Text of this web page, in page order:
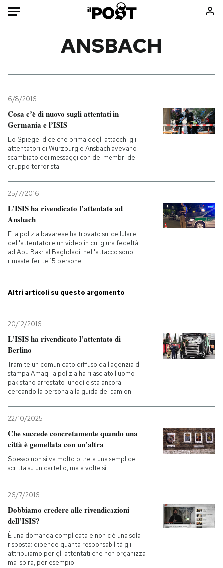
Mondo
Politica
Tecnologia
Internet
Scienza
Cultura
Economia
Consumismi
Ok Boomer!
Media
Altrecose
PODCAST
SHOP
CALENDARIO
AREA PERSONALE
Entra
ANSBACH
6/8/2016
Cosa c’è di nuovo sugli attentati in
Germania e l’ISIS
Lo Spiegel dice che prima degli attacchi gli
attentatori di Wurzburg e Ansbach avevano
scambiato dei messaggi con dei membri del
gruppo terrorista
25/7/2016
L’ISIS ha rivendicato l’attentato ad
Ansbach
E la polizia bavarese ha trovato sul cellulare
dell'attentatore un video in cui giura fedeltà
ad Abu Bakr al Baghdadi: nell'attacco sono
rimaste ferite 15 persone
Altri articoli su questo argomento
20/12/2016
L’ISIS ha rivendicato l’attentato di
Berlino
Tramite un comunicato diffuso dall'agenzia di
stampa Amaq: la polizia ha rilasciato l'uomo
pakistano arrestato lunedì e sta ancora
cercando la persona alla guida del camion
22/10/2025
Che succede concretamente quando una
città è gemellata con un’altra
Spesso non si va molto oltre a una semplice
scritta su un cartello, ma a volte sì
26/7/2016
Dobbiamo credere alle rivendicazioni
dell’ISIS?
È una domanda complicata e non c'è una sola
risposta: dipende quanta responsabilità gli
attribuiamo per gli attentati che non organizza
ma ispira, per esempio